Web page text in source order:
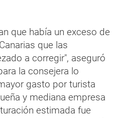
que había un exceso de
que las
a corregir", aseguró
la consejera lo
gasto por turista
y mediana empresa
estimada fue